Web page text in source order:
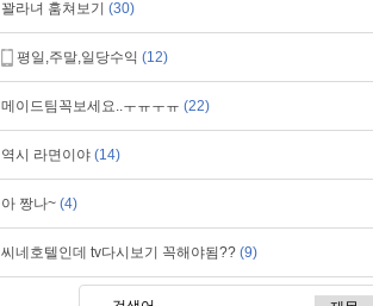
꽐라녀 훔쳐보기 (30)
평일,주말,일당수익 (12)
메이드팀꼭보세요..ㅜㅠㅜㅠ (22)
역시 라면이야 (14)
아 짱나~ (4)
씨네호텔인데 tv다시보기 꼭해야됨?? (9)